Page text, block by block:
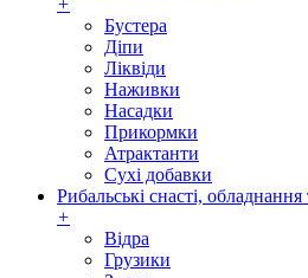
+
Бустера
Діпи
Ліквіди
Наживки
Насадки
Прикормки
Атрактанти
Сухі добавки
Рибальські снасті, обладнання
+
Відра
Грузики